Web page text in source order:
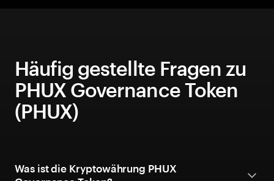
Häufig gestellte Fragen zu
PHUX Governance Token
(PHUX)
Was ist die Kryptowährung PHUX